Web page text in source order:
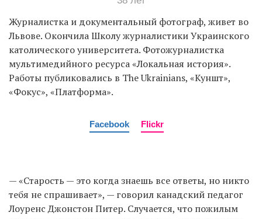
Журналистка и документальный фотограф, живет во
Львове. Окончила Школу журналистики Украинского
католического университета. Фотожурналистка
мультимедийного ресурса «Локальная история».
Работы публиковались в The Ukrainians, «Куншт»,
«Фокус», «Платформа».
Facebook Flickr
— «Старость — это когда знаешь все ответы, но никто
тебя не спрашивает», — говорил канадский педагог
Лоуренс Джонстон Питер. Случается, что пожилым